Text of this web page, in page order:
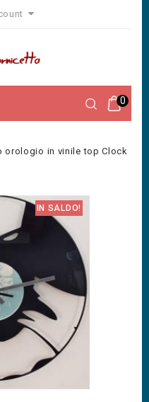
0
orologio in vinile top Clock
IN SALDO!